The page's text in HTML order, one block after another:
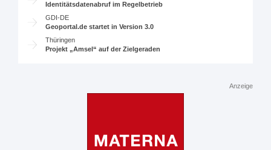
Identitätsdatenabruf im Regelbetrieb
GDI-DE
Geoportal.de startet in Version 3.0
Thüringen
Projekt „Amsel“ auf der Zielgeraden
Anzeige